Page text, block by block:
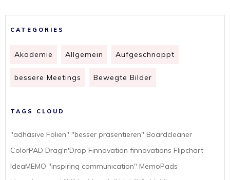
CATEGORIES
Akademie Allgemein Aufgeschnappt
bessere Meetings Bewegte Bilder
TAGS CLOUD
"adhäsive Folien" "besser präsentieren" Boardcleaner
ColorPAD Drag'n'Drop Finnovation finnovations Flipchart
IdeaMEMO "inspiring communication" MemoPads